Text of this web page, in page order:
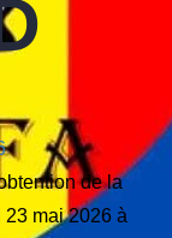
de la
23 mai 2026 à